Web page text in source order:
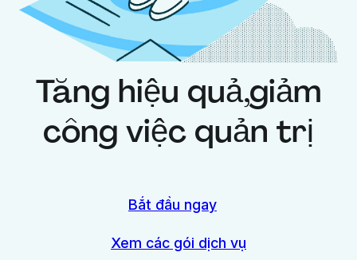
Tăng hiệu quả,giảm
công việc quản trị
Bắt đầu ngay
Xem các gói dịch vụ